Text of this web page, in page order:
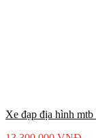
Xe đạp địa hình